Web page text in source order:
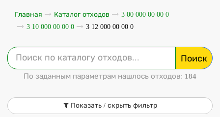
Главная Каталог отходов
3 00 000 00 00 0
3 10 000 00 00 0
3 12 000 00 00 0
Поиск
По заданным параметрам нашлось отходов: 184
Показать / скрыть фильтр